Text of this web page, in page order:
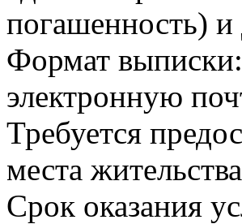
погашенность) и
Формат
электронную
Требуется
места
Срок оказания